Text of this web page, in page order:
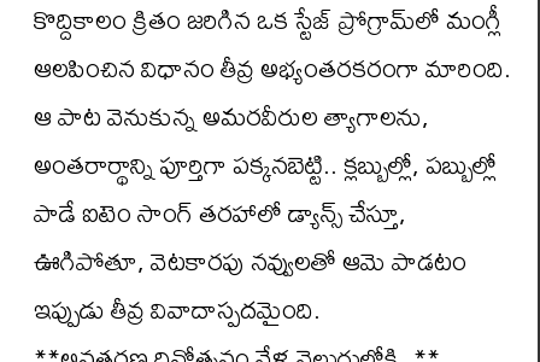
కొద్దికాలం క్రితం జరిగిన ఒక స్టేజ్ ప్రోగ్రామ్‌లో మంగ్లీ
ఆలపించిన విధానం తీవ్ర అభ్యంతరకరంగా మారింది.
ఆ పాట వెనుకున్న అమరవీరుల త్యాగాలను,
అంతరార్థాన్ని పూర్తిగా పక్కనబెట్టి.. క్లబ్బుల్లో, పబ్బుల్లో
పాడే ఐటెం సాంగ్ తరహాలో డ్యాన్స్ చేస్తూ,
ఊగిపోతూ, వెటకారపు నవ్వులతో ఆమె పాడటం
ఇప్పుడు తీవ్ర వివాదాస్పదమైంది.